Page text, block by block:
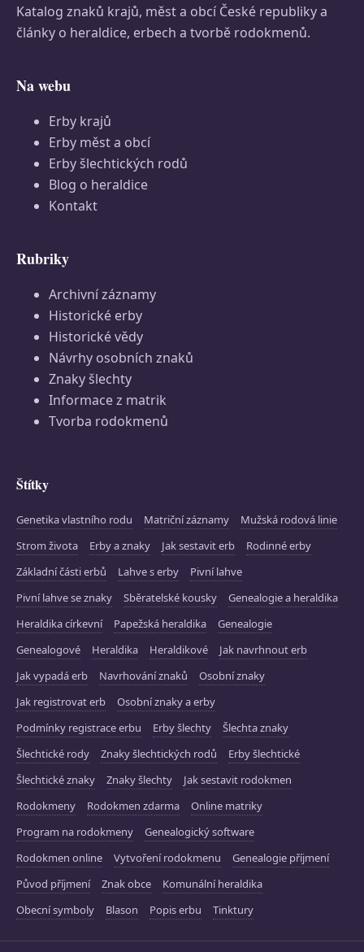
Katalog znaků krajů, měst a obcí České republiky a
články o heraldice, erbech a tvorbě rodokmenů.
Na webu
Erby krajů
Erby měst a obcí
Erby šlechtických rodů
Blog o heraldice
Kontakt
Rubriky
Archivní záznamy
Historické erby
Historické vědy
Návrhy osobních znaků
Znaky šlechty
Informace z matrik
Tvorba rodokmenů
Štítky
Genetika vlastního rodu Matriční záznamy
Mužská rodová linie
Strom života
Erby a znaky Jak sestavit erb
Rodinné erby
Základní části erbů
Lahve s erby
Pivní lahve
Pivní lahve se znaky
Sběratelské kousky
Genealogie a heraldika
Heraldika církevní
Papežská heraldika
Genealogie
Genealogové
Heraldika Heraldikové
Jak navrhnout erb
Jak vypadá erb
Navrhování znaků
Osobní znaky
Jak registrovat erb
Osobní znaky a erby
Podmínky registrace erbu
Erby šlechty
Šlechta znaky
Šlechtické rody
Znaky šlechtických rodů
Erby šlechtické
Šlechtické znaky
Znaky šlechty
Jak sestavit rodokmen
Rodokmeny
Rodokmen zdarma
Online matriky
Program na rodokmeny
Genealogický software
Rodokmen online
Vytvoření rodokmenu
Genealogie příjmení
Původ příjmení
Znak obce
Komunální heraldika
Obecní symboly
Blason Popis erbu Tinktury